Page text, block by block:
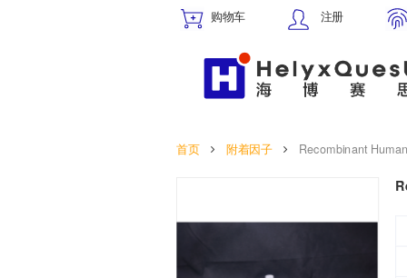
购物车 注册
首页 附着因子 Recombinant